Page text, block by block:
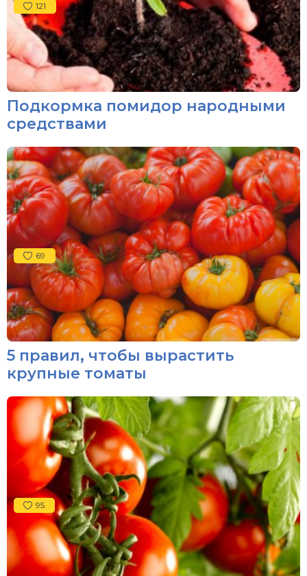
121
Подкормка помидор народными
средствами
69
5 правил, чтобы вырастить
крупные томаты
95